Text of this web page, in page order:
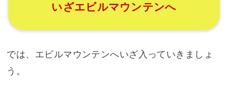
いざエビルマウンテンへ
では、エビルマウンテンへいざ入っていきましょ
う。